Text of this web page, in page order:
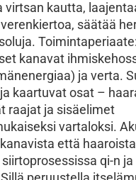
virtsan kautta,
säätää
Toimintaperiaate:
kanavat
ja verta.
kaartuvat osat –
raajat ja sisäelimet
vartaloksi.
että
qi-n ja